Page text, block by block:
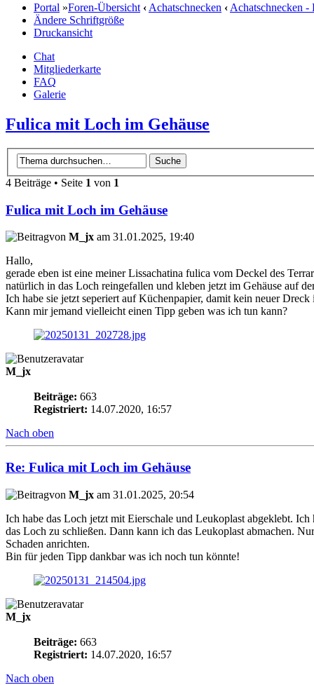
Portal »Foren-Übersicht ‹Achatschnecken ‹Achatschnecken -
Ändere Schriftgröße
Druckansicht
Chat
Mitgliederkarte
FAQ
Galerie
Fulica mit Loch im Gehäuse
4 Beiträge • Seite 1 von 1
Fulica mit Loch im Gehäuse
von M_jx am 31.01.2025, 19:40
Hallo,
gerade eben ist eine meiner Lissachatina fulica vom Deckel des
natürlich in das Loch reingefallen und kleben jetzt im Gehäuse auf
Ich habe sie jetzt seperiert auf Küchenpapier, damit kein neuer
Kann mir jemand vielleicht einen Tipp geben was ich tun kann?
M_jx
Beiträge: 663
Registriert: 14.07.2020, 16:57
Nach oben
Re: Fulica mit Loch im Gehäuse
von M_jx am 31.01.2025, 20:54
Ich habe das Loch jetzt mit Eierschale und Leukoplast abgeklebt.
das Loch zu schließen. Dann kann ich das Leukoplast abmachen.
Schaden anrichten.
Bin für jeden Tipp dankbar was ich noch tun könnte!
M_jx
Beiträge: 663
Registriert: 14.07.2020, 16:57
Nach oben